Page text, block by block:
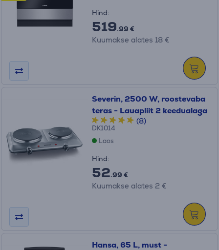
Hind:
519.99 €
Kuumakse alates 18 €
Severin, 2500 W, roostevaba
teras - Lauapliit 2 keedualaga
(8)
DK1014
Laos
Hind:
52.99 €
Kuumakse alates 2 €
Hansa, 65 L, must -